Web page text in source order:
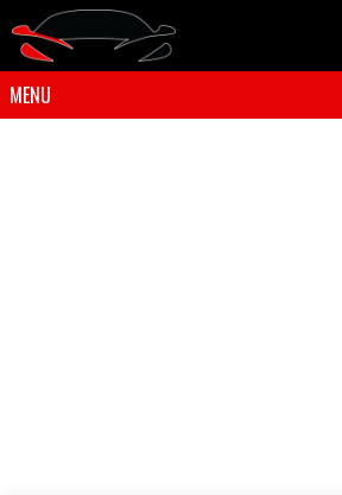
MENU